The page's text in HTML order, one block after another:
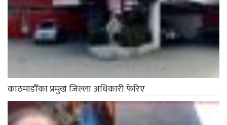
काठमाडौँका प्रमुख जिल्ला अधिकारी फेरिए